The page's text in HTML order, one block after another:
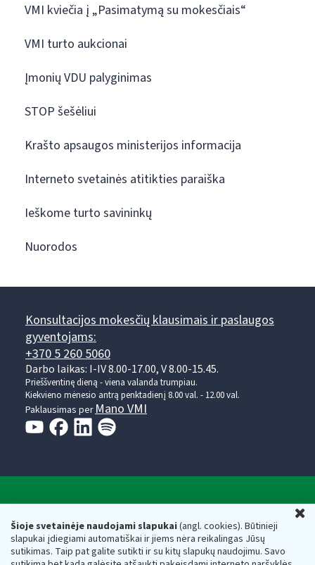
Šioje svetainėje naudojami slapukai(angl. cookies). Būtinieji
slapukai įdiegiami automatiškai ir jiems nėra reikalingas Jūsų
sutikimas. Taip pat galite sutikti ir su kitų slapukų naudojimu. Savo
VMI kviečia į „Pasimatymą su mokesčiais“
VMI turto aukcionai
Įmonių VDU palyginimas
STOP šešėliui
Krašto apsaugos ministerijos informacija
Interneto svetainės atitikties paraiška
Ieškome turto savininkų
Nuorodos
Konsultacijos mokesčių klausimais ir paslaugos
gyventojams:
+370 5 260 5060
Darbo laikas: I-IV 8.00-17.00, V 8.00-15.45.
Prieššventinę dieną - viena valanda trumpiau.
Kiekvieno mėnesio antrą penktadienį 8.00 val. - 12.00 val.
Paklausimas per Mano VMI
Respublikos finansų ministerijos
Biudžetinė įstaiga. Juridinio asmens kodas — 188659752,
adresas: Vasario 16-osios g. 14, 01107 Vilnius, Lietuva, el.paštas: